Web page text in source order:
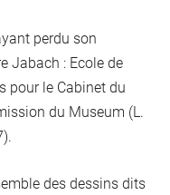
perdu son
Jabach : Ecole de
pour le Cabinet du
du Museum (L.
des dessins dits